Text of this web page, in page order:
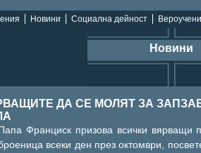
Новини Социална дейност
Новини
ДА СЕ МОЛЯТ ЗА
Франциск призова всички вярващи
всеки ден през октомври,